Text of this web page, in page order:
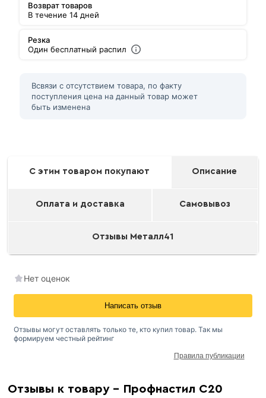
Возврат товаров
В течение 14 дней
Резка
Один бесплатный распил
Всвязи с отсутствием товара, по факту
поступления цена на данный товар может
быть изменена
С этим товаром покупают Описание
Оплата и доставка Самовывоз
Отзывы Металл41
Отзывы к товару - Профнастил С20
Нет оценок
Написать отзыв
Отзывы могут оставлять только те, кто купил товар. Так мы
формируем честный рейтинг
Правила публикации